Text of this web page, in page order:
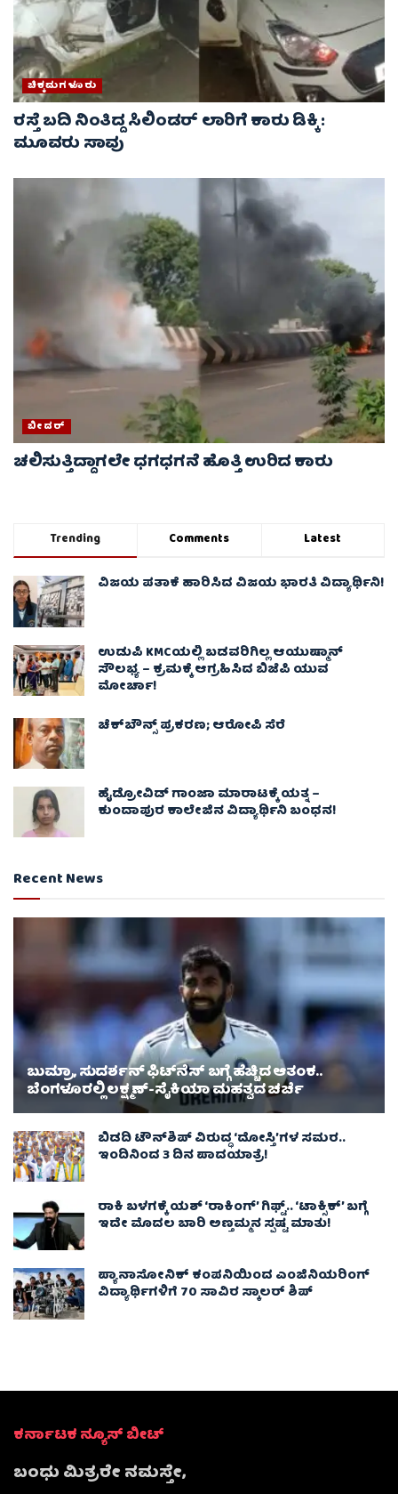
ಚಿಕ್ಕಮಗಳೂರು
ರಸ್ತೆ ಬದಿ ನಿಂತಿದ್ದ ಸಿಲಿಂಡರ್ ಲಾರಿಗೆ ಕಾರು ಡಿಕ್ಕಿ :
ಮೂವರು ಸಾವು
ಬೀದರ್
ಚಲಿಸುತ್ತಿದ್ದಾಗಲೇ ಧಗಧಗನೆ ಹೊತ್ತಿ ಉರಿದ ಕಾರು
Trending Comments Latest
ವಿಜಯ ಪತಾಕೆ ಹಾರಿಸಿದ ವಿಜಯ ಭಾರತಿ ವಿದ್ಯಾರ್ಥಿನಿ!
ಉಡುಪಿ KMCಯಲ್ಲಿ ಬಡವರಿಗಿಲ್ಲ ಆಯುಷ್ಮಾನ್
ಸೌಲಭ್ಯ – ಕ್ರಮಕ್ಕೆ ಆಗ್ರಹಿಸಿದ ಬಿಜೆಪಿ ಯುವ
ಮೋರ್ಚಾ!
ಚೆಕ್​ಬೌನ್ಸ್​ ಪ್ರಕರಣ; ಆರೋಪಿ ಸೆರೆ
ಹೈಡ್ರೋವಿಡ್ ಗಾಂಜಾ ಮಾರಾಟಕ್ಕೆ ಯತ್ನ –
ಕುಂದಾಪುರ ಕಾಲೇಜಿನ ವಿದ್ಯಾರ್ಥಿನಿ ಬಂಧನ!
Recent News
ಬುಮ್ರಾ, ಸುದರ್ಶನ್ ಫಿಟ್‌ನೆಸ್ ಬಗ್ಗೆ ಹೆಚ್ಚಿದ ಆತಂಕ..
ಬೆಂಗಳೂರಲ್ಲಿ ಲಕ್ಷ್ಮಣ್-ಸೈಕಿಯಾ ಮಹತ್ವದ ಚರ್ಚೆ
ಬಿಡದಿ ಟೌನ್‌ಶಿಪ್ ವಿರುದ್ಧ ‘ದೋಸ್ತಿ’ಗಳ ಸಮರ..
ಇಂದಿನಿಂದ 3 ದಿನ ಪಾದಯಾತ್ರೆ!
ರಾಕಿ ಬಳಗಕ್ಕೆ ಯಶ್‌ ‘ರಾಕಿಂಗ್’ ಗಿಫ್ಟ್.. ‘ಟಾಕ್ಸಿಕ್’ ಬಗ್ಗೆ
ಇದೇ ಮೊದಲ ಬಾರಿ ಅಣ್ತಮ್ಮನ ಸ್ಪಷ್ಟ ಮಾತು!
ಪ್ಯಾನಾಸೋನಿಕ್ ಕಂಪನಿಯಿಂದ ಎಂಜಿನಿಯರಿಂಗ್
ವಿದ್ಯಾರ್ಥಿಗಳಿಗೆ 70 ಸಾವಿರ ಸ್ಕಾಲರ್ ಶಿಪ್
ಕರ್ನಾಟಕ ನ್ಯೂಸ್ ಬೀಟ್
ಬಂಧು ಮಿತ್ರರೇ ನಮಸ್ತೇ,